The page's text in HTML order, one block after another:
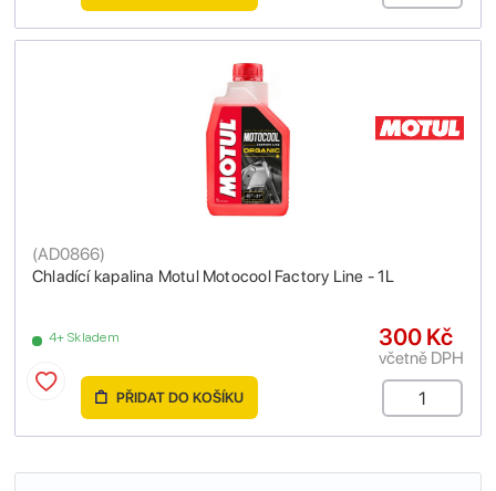
Chladící kapalina Motul Motocool Factory Line - 1L
(AD0866)
4+ Skladem 300 Kč
včetně DPH
PŘIDAT DO KOŠÍKU